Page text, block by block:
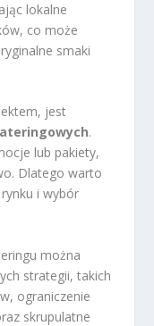
lokalne
co może
smaki
jest
.
lub pakiety,
Dlatego warto
i wybór
można
strategii, takich
ograniczenie
skrupulatne